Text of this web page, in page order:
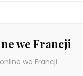
we Francji
we Francji